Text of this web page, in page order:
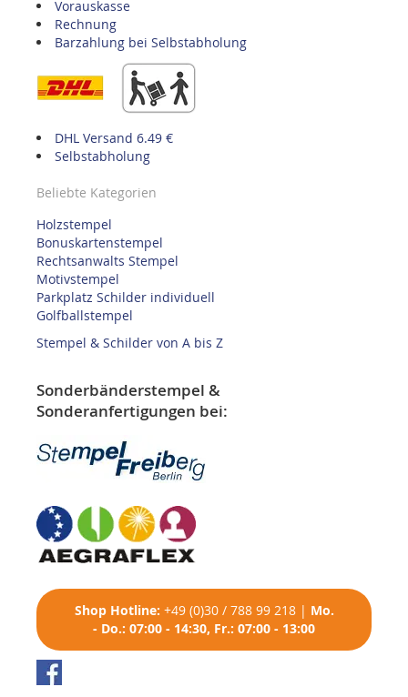
Vorauskasse
Rechnung
Barzahlung bei Selbstabholung
DHL Versand 6.49 €
Selbstabholung
Beliebte Kategorien
Holzstempel
Bonuskartenstempel
Rechtsanwalts Stempel
Motivstempel
Parkplatz Schilder individuell
Golfballstempel
Stempel & Schilder von A bis Z
Sonderbänderstempel &
Sonderanfertigungen bei:
Shop Hotline: +49 (0)30 / 788 99 218| Mo.
- Do.: 07:00 - 14:30, Fr.: 07:00 - 13:00